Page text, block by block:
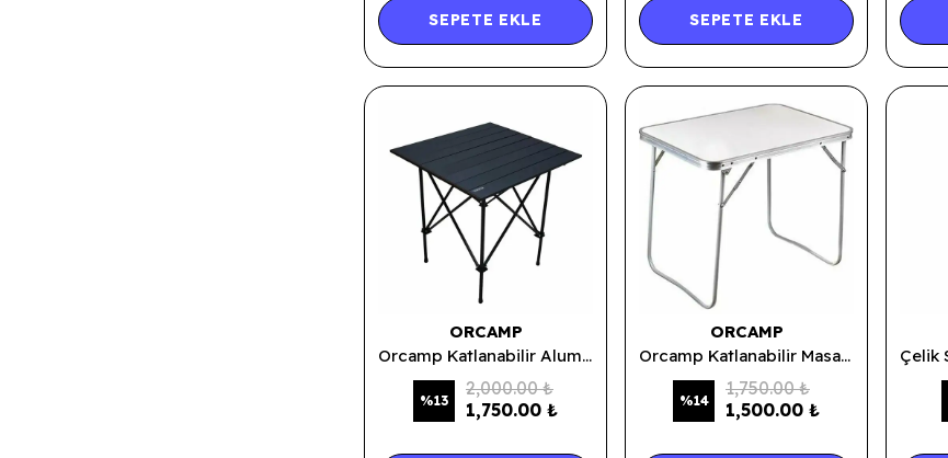
SEPETE EKLE SEPETE EKLE
ORCAMP
Orcamp Katlanabilir Aluminyum Masa 67x62x65 Cm
%13
2,000.00 ₺
1,750.00 ₺
ORCAMP
Orcamp Katlanabilir Masa 50X70X57 Cm
%14
1,750.00 ₺
1,500.00 ₺